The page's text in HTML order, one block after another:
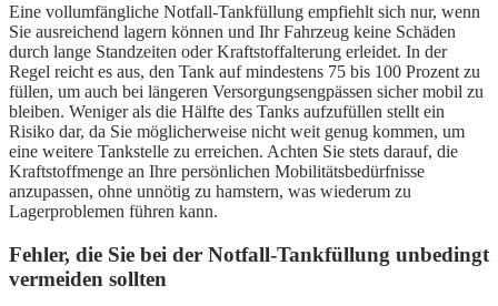
Eine vollumfängliche Notfall-Tankfüllung empfiehlt sich nur, wenn
Sie ausreichend lagern können und Ihr Fahrzeug keine Schäden
durch lange Standzeiten oder Kraftstoffalterung erleidet. In der
Regel reicht es aus, den Tank auf mindestens 75 bis 100 Prozent zu
füllen, um auch bei längeren Versorgungsengpässen sicher mobil zu
bleiben. Weniger als die Hälfte des Tanks aufzufüllen stellt ein
Risiko dar, da Sie möglicherweise nicht weit genug kommen, um
eine weitere Tankstelle zu erreichen. Achten Sie stets darauf, die
Kraftstoffmenge an Ihre persönlichen Mobilitätsbedürfnisse
anzupassen, ohne unnötig zu hamstern, was wiederum zu
Lagerproblemen führen kann.
Fehler, die Sie bei der Notfall-Tankfüllung unbedingt
vermeiden sollten